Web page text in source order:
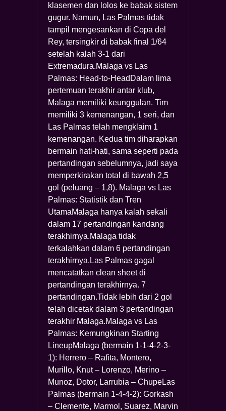
klasemen dan lolos ke babak sistem
gugur. Namun, Las Palmas tidak
tampil mengesankan di Copa del
Rey, tersingkir di babak final 1/64
setelah kalah 3-1 dari
Extremadura.Malaga vs Las
Palmas: Head-to-HeadDalam lima
pertemuan terakhir antar klub,
Malaga memiliki keunggulan. Tim
memiliki 3 kemenangan, 1 seri, dan
Las Palmas telah mengklaim 1
kemenangan. Kedua tim diharapkan
bermain hati-hati, sama seperti pada
pertandingan sebelumnya, jadi saya
memperkirakan total di bawah 2,5
gol (peluang – 1,8). Malaga vs Las
Palmas: Statistik dan Tren
UtamaMalaga hanya kalah sekali
dalam 17 pertandingan kandang
terakhirnya.Malaga tidak
terkalahkan dalam 6 pertandingan
terakhirnya.Las Palmas gagal
mencatatkan clean sheet di
pertandingan terakhirnya. 7
pertandingan.Tidak lebih dari 2 gol
telah dicetak dalam 3 pertandingan
terakhir Malaga.Malaga vs Las
Palmas: Kemungkinan Starting
LineupMalaga (bermain 1-1-4-2-3-
1): Herrero – Rafita, Montero,
Murillo, Knut – Lorenzo, Merino –
Munoz, Dotor, Larrubia – ChupeLas
Palmas (bermain 1-4-4-2): Gorkash
– Clemente, Marmol, Suarez, Marvin